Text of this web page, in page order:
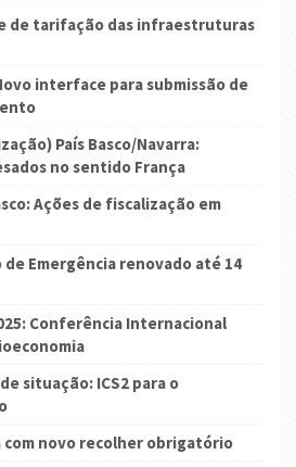
de tarifação das infraestruturas
interface para submissão de
País Basco/Navarra:
no sentido França
Ações de fiscalização em
de Emergência renovado até 14
Conferência Internacional
situação: ICS2 para o
com novo recolher obrigatório